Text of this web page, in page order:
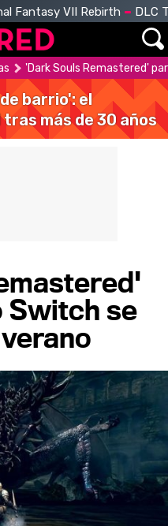
Fantasy VII Rebirth DLC
'Dark Souls Remastered'
barrio': el
más de 30 años
Switch se